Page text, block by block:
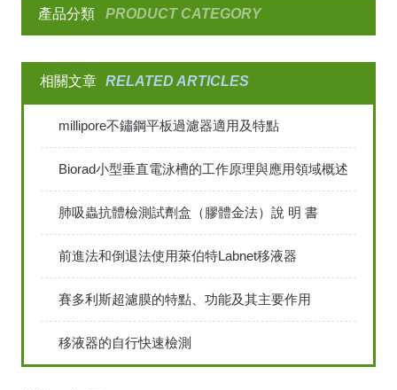
產品分類 PRODUCT CATEGORY
相關文章 RELATED ARTICLES
millipore不鏽鋼平板過濾器適用及特點
Biorad小型垂直電泳槽的工作原理與應用領域概述
肺吸蟲抗體檢測試劑盒（膠體金法）說 明 書
前進法和倒退法使用萊伯特Labnet移液器
賽多利斯超濾膜的特點、功能及其主要作用
移液器的自行快速檢測